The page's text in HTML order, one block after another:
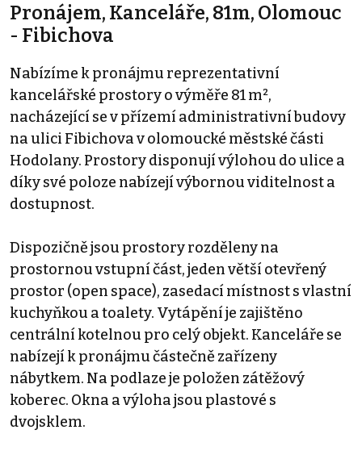
Pronájem, Kanceláře, 81m, Olomouc
- Fibichova
Nabízíme k pronájmu reprezentativní
kancelářské prostory o výměře 81 m²,
nacházející se v přízemí administrativní budovy
na ulici Fibichova v olomoucké městské části
Hodolany. Prostory disponují výlohou do ulice a
díky své poloze nabízejí výbornou viditelnost a
dostupnost.
Dispozičně jsou prostory rozděleny na
prostornou vstupní část, jeden větší otevřený
prostor (open space), zasedací místnost s vlastní
kuchyňkou a toalety. Vytápění je zajištěno
centrální kotelnou pro celý objekt. Kanceláře se
nabízejí k pronájmu částečně zařízeny
nábytkem. Na podlaze je položen zátěžový
koberec. Okna a výloha jsou plastové s
dvojsklem.